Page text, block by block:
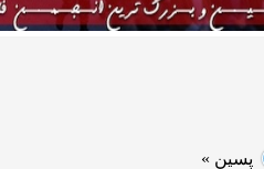
پسین »